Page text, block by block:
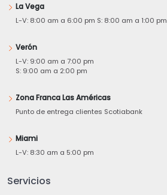
La Vega
L-V: 8:00 am a 6:00 pm S: 8:00 am a 1:00 pm
Verón
L-V: 9:00 am a 7:00 pm
S: 9:00 am a 2:00 pm
Zona Franca Las Américas
Punto de entrega clientes Scotiabank
Miami
L-V: 8:30 am a 5:00 pm
Servicios